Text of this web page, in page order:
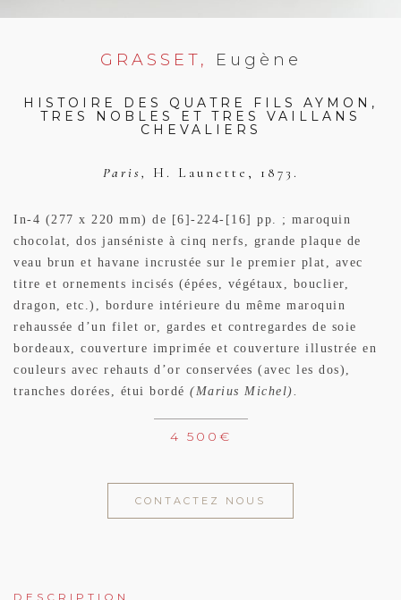
GRASSET, Eugène
HISTOIRE DES QUATRE FILS AYMON,
TRES NOBLES ET TRES VAILLANS
CHEVALIERS
Paris, H. Launette, 1873.
In-4 (277 x 220 mm) de [6]-224-[16] pp. ; maroquin
chocolat, dos janséniste à cinq nerfs, grande plaque de
veau brun et havane incrustée sur le premier plat, avec
titre et ornements incisés (épées, végétaux, bouclier,
dragon, etc.), bordure intérieure du même maroquin
rehaussée d’un filet or, gardes et contregardes de soie
bordeaux, couverture imprimée et couverture illustrée en
couleurs avec rehauts d’or conservées (avec les dos),
tranches dorées, étui bordé (Marius Michel).
4 500 €
CONTACTEZ NOUS
DESCRIPTION